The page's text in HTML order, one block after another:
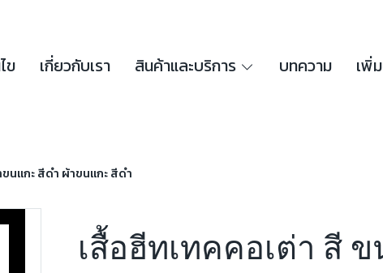
ข เกี่ยวกับเรา สินค้าและบริการ บทความ เพิ่
นแกะ สีดำ ผ้าขนแกะ สีดำ
เสื้อฮีทเทคคอเต่า สี